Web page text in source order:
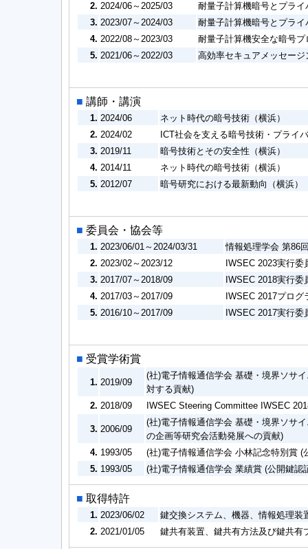
2. 2024/06～2025/03
耐量子計算機暗号とプラ
3. 2023/07～2024/03
耐量子計算機暗号とプラ
4. 2022/08～2023/03
耐量子計算機安全な暗号
5. 2021/06～2022/03 高効率セキュアメッセー
■ 講師・講演
1. 2024/06
ネット時代の暗号技術（横浜）
2. 2024/02
ICT社会を支える暗号技術・プライ
3. 2019/11
暗号技術とその安全性（横浜）
4. 2014/11
ネット時代の暗号技術（横浜）
5. 2012/07 暗号研究における最新動向（横浜）
■ 委員会・協会等
1. 2023/06/01～2024/03/31
情報処理学会 第86
2. 2023/02～2023/12
IWSEC 2023実行委
3. 2017/07～2018/09
IWSEC 2018実行
4. 2017/03～2017/09
IWSEC 2017プロ
5. 2016/10～2017/09 IWSEC 2017実行委
■ 受賞学術賞
1. 2019/09
(社)電子情報通信学会 基礎・境界ソサ
対する貢献)
2. 2018/09 IWSEC Steering Committee IWSEC
3. 2006/09
(社)電子情報通信学会 基礎・境界ソサ
の企画等研究会活動発展への貢献)
4. 1993/05
(社)電子情報通信学会 小林記念特別賞 (
5. 1993/05 (社)電子情報通信学会 業績賞 (公開鍵認
■ 取得特許
1. 2023/06/02
鍵交換システム、機器、情報処理装
2. 2021/01/05 鍵共有装置、鍵共有方法及び鍵共有